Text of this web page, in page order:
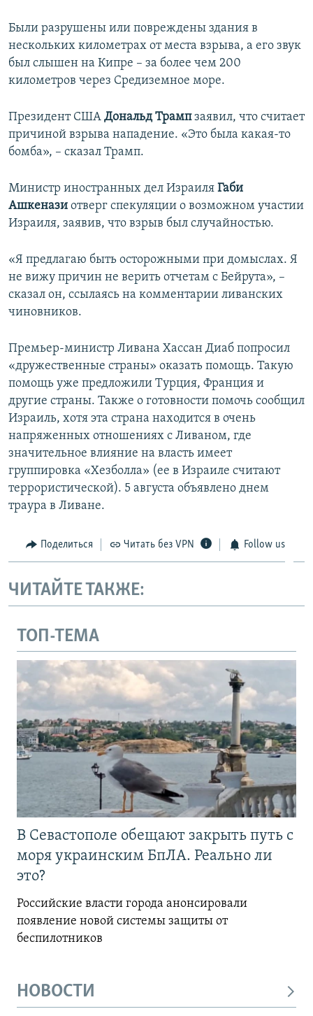
720p 1080p
720p
1080p
Были разрушены или повреждены здания в
нескольких километрах от места взрыва, а его звук
был слышен на Кипре – за более чем 200
километров через Средиземное море.
Президент США Дональд Трампзаявил, что считает
причиной взрыва нападение. «Это была какая-то
бомба», – сказал Трамп.
Министр иностранных дел Израиля Габи
Ашкенази отверг спекуляции о возможном участии
Израиля, заявив, что взрыв был случайностью.
«Я предлагаю быть осторожными при домыслах. Я
не вижу причин не верить отчетам с Бейрута», –
сказал он, ссылаясь на комментарии ливанских
чиновников.
Премьер-министр Ливана Хассан Диаб попросил
«дружественные страны» оказать помощь. Такую
помощь уже предложили Турция, Франция и
другие страны. Также о готовности помочь сообщил
Израиль, хотя эта страна находится в очень
напряженных отношениях с Ливаном, где
значительное влияние на власть имеет
группировка «Хезболла» (ее в Израиле считают
террористической). 5 августа объявлено днем
траура в Ливане.
Поделиться Читать без VPN Follow us
ЧИТАЙТЕ ТАКЖЕ:
ТОП-ТЕМА
В Севастополе обещают закрыть путь с
моря украинским БпЛА. Реально ли
это?
Российские власти города анонсировали
появление новой системы защиты от
беспилотников
НОВОСТИ